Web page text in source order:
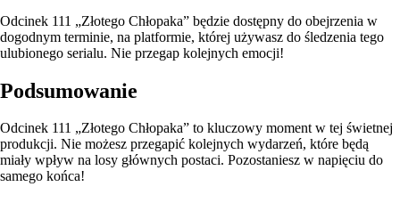
Odcinek 111 „Złotego Chłopaka” będzie dostępny do obejrzenia w
dogodnym terminie, na platformie, której używasz do śledzenia tego
ulubionego serialu. Nie przegap kolejnych emocji!
Podsumowanie
Odcinek 111 „Złotego Chłopaka” to kluczowy moment w tej świetnej
produkcji. Nie możesz przegapić kolejnych wydarzeń, które będą
miały wpływ na losy głównych postaci. Pozostaniesz w napięciu do
samego końca!